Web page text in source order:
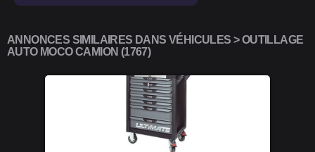
ANNONCES SIMILAIRES DANS VÉHICULES > OUTILLAGE
AUTO MOCO CAMION (1767)